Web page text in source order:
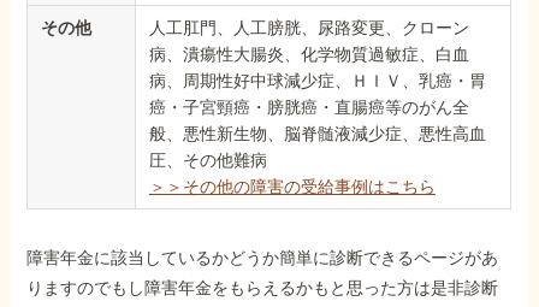
その他
人工肛門、人工膀胱、尿路変更、クローン
病、潰瘍性大腸炎、化学物質過敏症、白血
病、周期性好中球減少症、ＨＩＶ、乳癌・胃
癌・子宮頸癌・膀胱癌・直腸癌等のがん全
般、悪性新生物、脳脊髄液減少症、悪性高血
圧、その他難病
＞＞その他の障害の受給事例はこちら
障害年金に該当しているかどうか簡単に診断できるページがあ
りますのでもし障害年金をもらえるかもと思った方は是非診断